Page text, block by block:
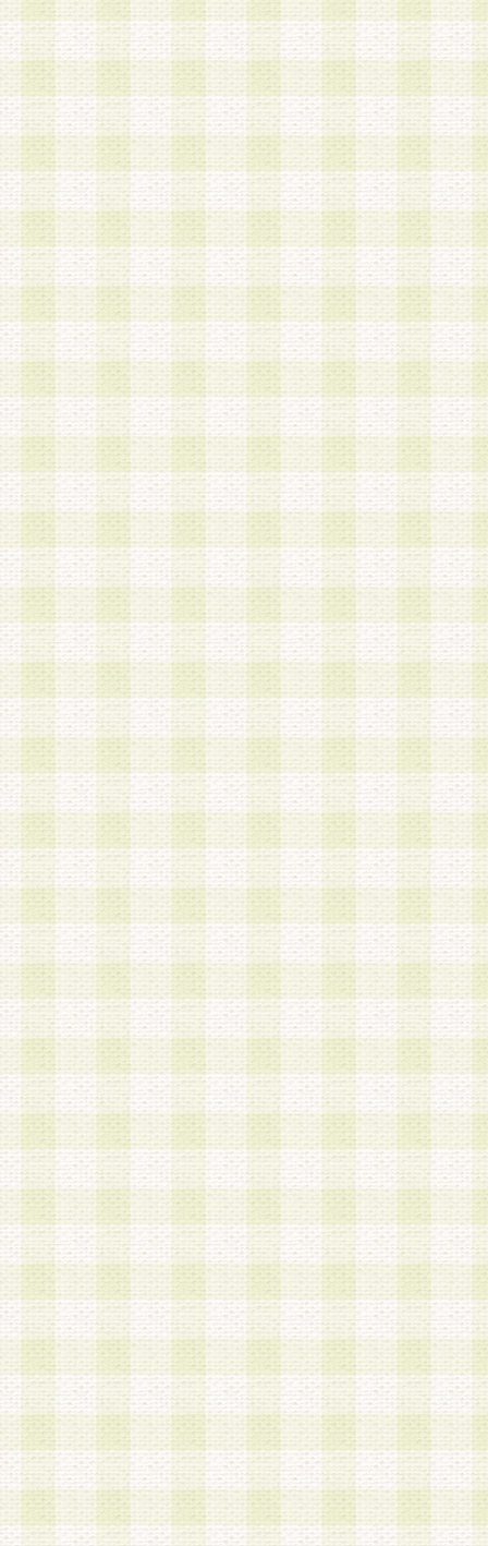
a.既に登録されている会員と同一のメールアドレ
録する場合
b.本サービスと同様のサービスを提供している企
業に従事していると思われる本人またはその家族
場合
c.その他当社が不適切と判断する場合
2.当社は、会員登録希望者を会員として承認する
した 場合、会員登録希望者による会員登録手続
による承認後の場合であっても、会員登録の取り
の抹消を、当社が適切と判 断する方法・手段に
とができるものとします。
3.会員登録希望者が18歳未満、成年被後見人、被
人 である場合は、親権者などの法定代理人の同
録を行うものとします。なお、義務教育学齢に該
者については、登録時に 当社が別途定める方法
権者による承認手続きを行うものとします。
第3条 会員の登録方法
1.会員登録手続きは、会員登録希望者本人が行う
る登録は一切認められないものとします。
2.会員登録希望者は、本規約に同意の後、当社指
画 面」において、当社が指定する必要事項を入
を行うものとします。当社は、会員登録を承認し
会員として本サービスを 受けるためのログイン
を付与します。
3.会員は、会員登録の際に申告する登録情報の全
いかなる虚偽の申告をも行ってはならないものと
4.会員は、複数のログインＩＤおよびパスワード
いものとします。
第4条 ログインIDおよびパスワードの管理
1.会員は、会員登録後、本サイト内にて本サービ
加する際には、前条に基づき当社から付与された
スワードを使用するものとします。
2.登録の際に当社が付与したログインIDおよびパ
の使用に関しては、全て会員本人がその責任を負
3.会員は、当社から付与されたログインIDおよび
貸与、名義変更、売買その他形態を問わず第三者
ならないものとします。
4.当社は、会員によるログインIDおよびパスワー
盗用など第三者の利用に伴う損害の発生について
き事由の有無、その他原因の如何を問わず、一切
のとします。
第5条 会員の登録情報
1.当社は、会員の登録情報に含まれる氏名・住所
アドレス等会員個人を識別できる情報を当社が別
シーポリシー
」に基づき適切に取り扱うものとし
は、当該個人情報を以下の各号に定める目的に利
す。なお、これら事項以外の目的で個人情報を利
かじめ会員の同意を得たうえで利用するものとし